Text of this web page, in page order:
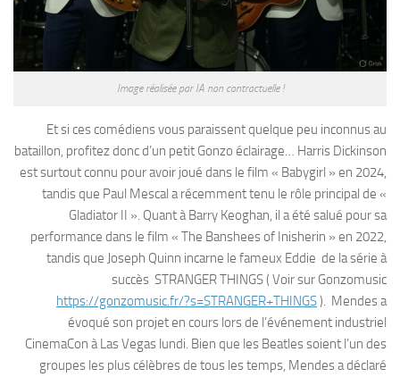
Image réalisée par IA non contractuelle !
Et si ces comédiens vous paraissent quelque peu inconnus au
bataillon, profitez donc d’un petit Gonzo éclairage… Harris Dickinson
est surtout connu pour avoir joué dans le film « Babygirl » en 2024,
tandis que Paul Mescal a récemment tenu le rôle principal de «
Gladiator II ». Quant à Barry Keoghan, il a été salué pour sa
performance dans le film « The Banshees of Inisherin » en 2022,
tandis que Joseph Quinn incarne le fameux Eddie de la série à
succès STRANGER THINGS ( Voir sur Gonzomusic
https://gonzomusic.fr/?s=STRANGER+THINGS ). Mendes a
évoqué son projet en cours lors de l’événement industriel
CinemaCon à Las Vegas lundi. Bien que les Beatles soient l’un des
groupes les plus célèbres de tous les temps, Mendes a déclaré